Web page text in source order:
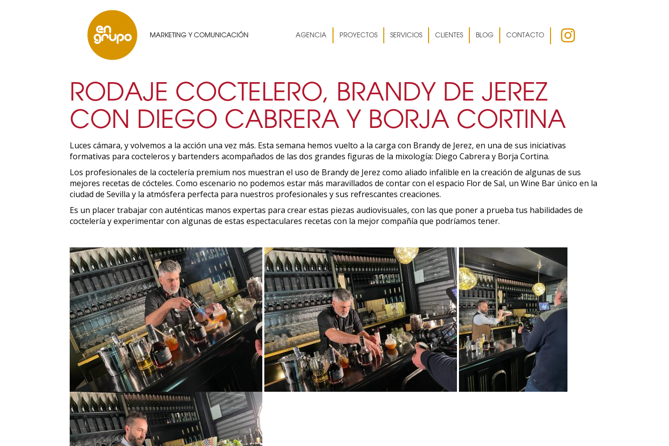
AGENCIA PROYECTOS SERVICIOS CLIENTES BLOG CONTACTO
RODAJE COCTELERO, BRANDY DE JEREZ
CON DIEGO CABRERA Y BORJA CORTINA
Luces cámara, y volvemos a la acción una vez más. Esta semana hemos vuelto a la carga con Brandy de Jerez, en una de sus iniciativas
formativas para cocteleros y bartenders acompañados de las dos grandes figuras de la mixología: Diego Cabrera y Borja Cortina.
Los profesionales de la coctelería premium nos muestran el uso de Brandy de Jerez como aliado infalible en la creación de algunas de sus
mejores recetas de cócteles. Como escenario no podemos estar más maravillados de contar con el espacio Flor de Sal, un Wine Bar único en la
ciudad de Sevilla y la atmósfera perfecta para nuestros profesionales y sus refrescantes creaciones.
Es un placer trabajar con auténticas manos expertas para crear estas piezas audiovisuales, con las que poner a prueba tus habilidades de
coctelería y experimentar con algunas de estas espectaculares recetas con la mejor compañía que podríamos tener.